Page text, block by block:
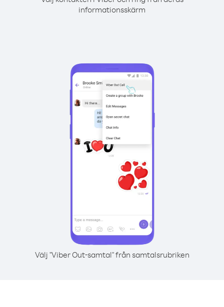
informationsskärm
Välj "Viber Out-samtal" från samtalsrubriken